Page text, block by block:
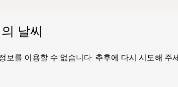
날씨
보를 이용할 수 없습니다. 추후에 다시 시도해 주